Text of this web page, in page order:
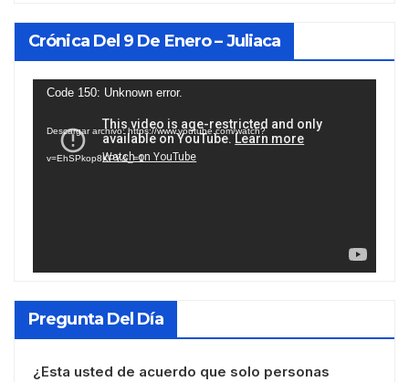
Crónica Del 9 De Enero – Juliaca
Reproductor
vídeo
Code 150: Unknown error.
Descargar archivo: https://www.youtube.com/watch?
v=EhSPkop8KPY&_=1
Pregunta Del Día
¿Esta usted de acuerdo que solo personas